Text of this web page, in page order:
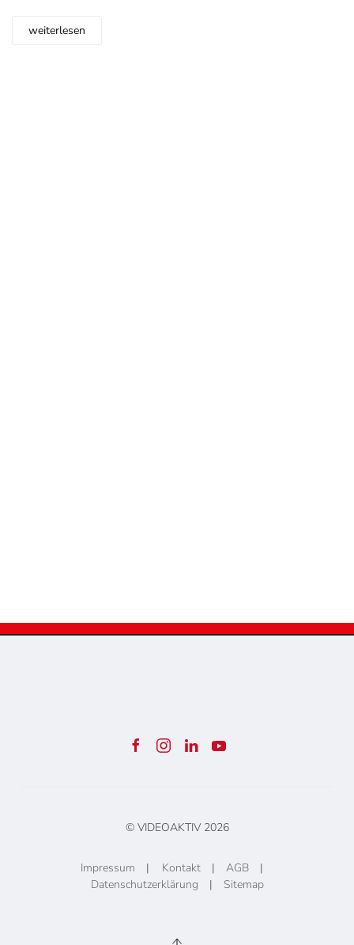
weiterlesen
© VIDEOAKTIV 2026
Impressum | Kontakt| AGB|
Datenschutzerklärung | Sitemap